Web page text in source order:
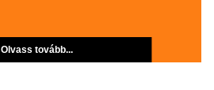
Olvass tovább...